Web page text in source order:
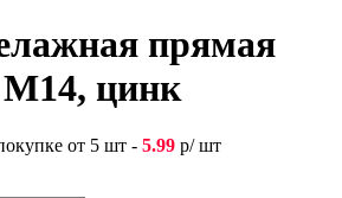
прямая
М14, цинк
от 5 шт - 5.99 р/ шт